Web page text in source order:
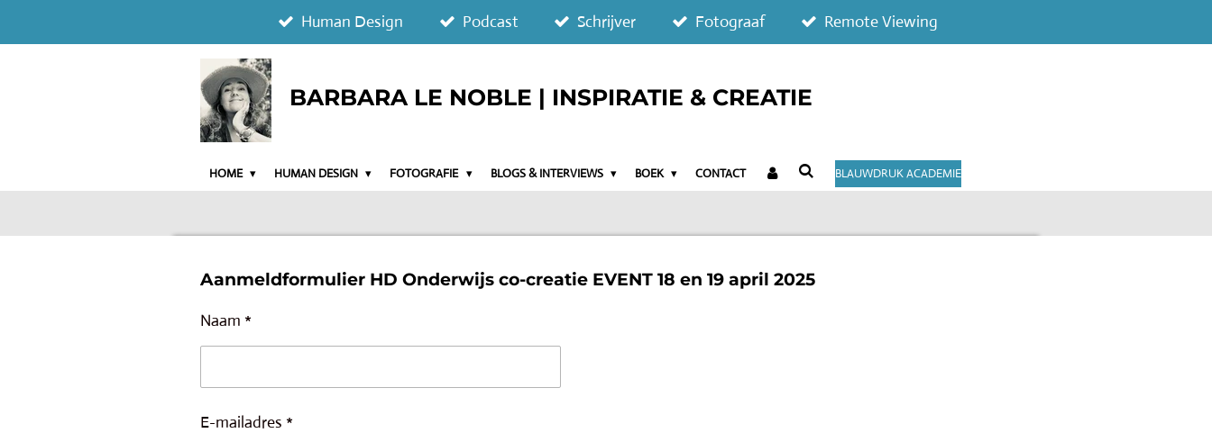
direct
Human Design Podcast Schrijver Fotograaf Remote Viewing
BARBARA LE NOBLE | INSPIRATIE & CREATIE
HOME HUMAN DESIGN FOTOGRAFIE BLOGS & INTERVIEWS BOEK CONTACT BLAUWDRUK ACADEMIE
Aanmeldformulier HD Onderwijs co-creatie EVENT 18 en 19 april 2025
Naam *
E-mailadres *